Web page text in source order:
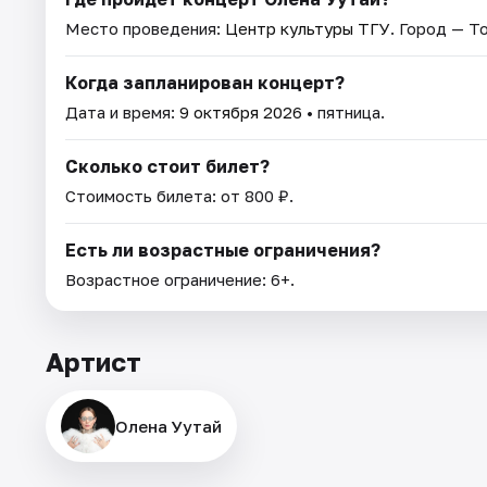
Место проведения: Центр культуры ТГУ. Город —
Когда запланирован концерт?
Дата и время: 9 октября 2026 • пятница.
Сколько стоит билет?
Стоимость билета: от 800 ₽.
Есть ли возрастные ограничения?
Возрастное ограничение: 6+.
Артист
Олена Уутай